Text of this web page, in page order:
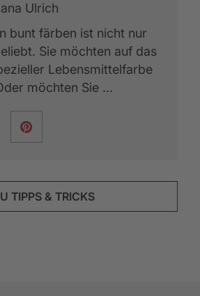
Ulrich
bunt färben ist nicht nur
Sie möchten auf das
Lebensmittelfarbe
möchten Sie ...
TIPPS & TRICKS